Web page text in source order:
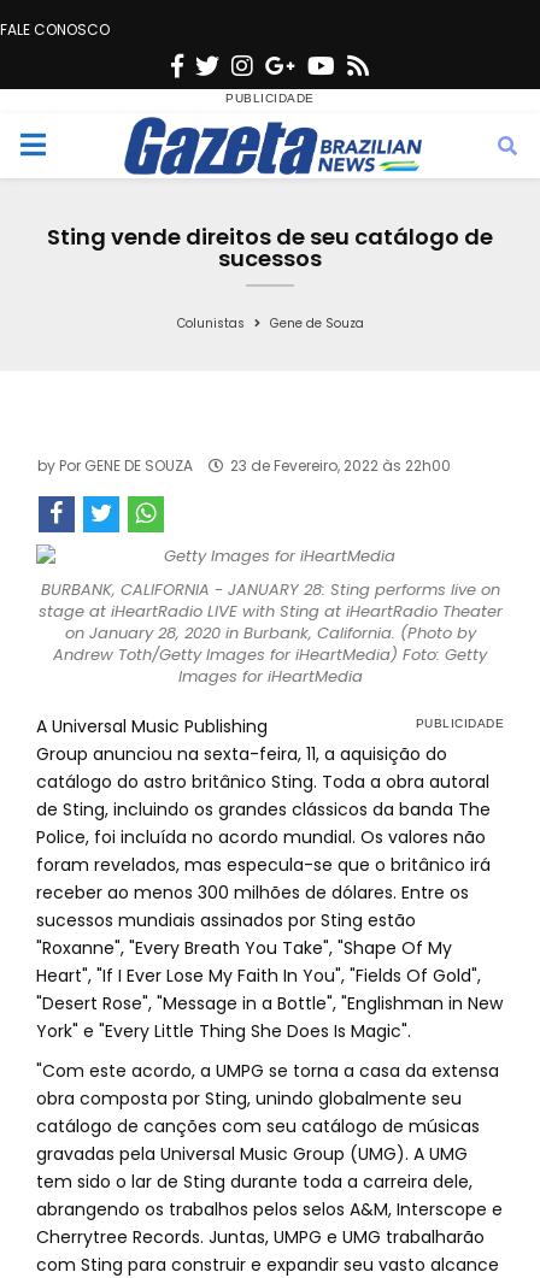
FALE CONOSCO
F
c
e
o
k
T
w
i
t
e
n
s
t
g
r
a
G
o
o
g
e
Y
u
t
b
s
M
Sting vende direitos de seu catálogo de
sucessos
Colunistas Gene de Souza
by Por GENE DE SOUZA 23 de Fevereiro, 2022 às 22h00
BURBANK, CALIFORNIA - JANUARY 28: Sting performs live on
stage at iHeartRadio LIVE with Sting at iHeartRadio Theater
on January 28, 2020 in Burbank, California. (Photo by
Andrew Toth/Getty Images for iHeartMedia) Foto: Getty
Images for iHeartMedia
A Universal Music Publishing
Group anunciou na sexta-feira, 11, a aquisição do
catálogo do astro britânico Sting. Toda a obra autoral
de Sting, incluindo os grandes clássicos da banda The
Police, foi incluída no acordo mundial. Os valores não
foram revelados, mas especula-se que o britânico irá
receber ao menos 300 milhões de dólares. Entre os
sucessos mundiais assinados por Sting estão
"Roxanne", "Every Breath You Take", "Shape Of My
Heart", "If I Ever Lose My Faith In You", "Fields Of Gold",
"Desert Rose", "Message in a Bottle", "Englishman in New
York" e "Every Little Thing She Does Is Magic".
"Com este acordo, a UMPG se torna a casa da extensa
obra composta por Sting, unindo globalmente seu
catálogo de canções com seu catálogo de músicas
gravadas pela Universal Music Group (UMG). A UMG
tem sido o lar de Sting durante toda a carreira dele,
abrangendo os trabalhos pelos selos A&M, Interscope e
Cherrytree Records. Juntas, UMPG e UMG trabalharão
com Sting para construir e expandir seu vasto alcance